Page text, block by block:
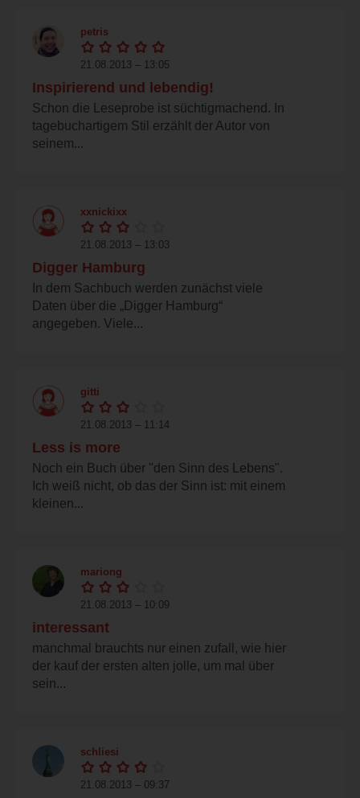
petris
21.08.2013 – 13:05
Inspirierend und lebendig!
Schon die Leseprobe ist süchtigmachend. In
tagebuchartigem Stil erzählt der Autor von
seinem...
xxnickixx
21.08.2013 – 13:03
Digger Hamburg
In dem Sachbuch werden zunächst viele
Daten über die „Digger Hamburg“
angegeben. Viele...
gitti
21.08.2013 – 11:14
Less is more
Noch ein Buch über "den Sinn des Lebens".
Ich weiß nicht, ob das der Sinn ist: mit einem
kleinen...
mariong
21.08.2013 – 10:09
interessant
manchmal brauchts nur einen zufall, wie hier
der kauf der ersten alten jolle, um mal über
sein...
schliesi
21.08.2013 – 09:37